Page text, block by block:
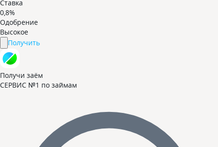
Ставка
0,8%
Одобрение
Высокое
Получить
Получи заём
СЕРВИС №1 по займам